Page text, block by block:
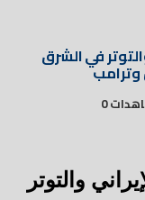
في الشرق
0
والتوتر